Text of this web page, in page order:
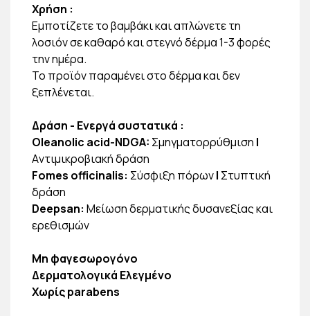
Χρήση :
Εμποτίζετε το βαμβάκι και απλώνετε τη
λοσιόν σε καθαρό και στεγνό δέρμα 1-3 φορές
την ημέρα.
Το προϊόν παραμένει στο δέρμα και δεν
ξεπλένεται.
Δράση - Ενεργά συστατικά :
Oleanolic acid-NDGA: Σμηγματορρύθμιση |
Aντιμικροβιακή δράση
Fomes officinalis: Σύσφιξη πόρων| Στυπτική
δράση
Deepsan: Μείωση δερματικής δυσανεξίας και
ερεθισμών
Μη φαγεσωρογόνο
Δερματολογικά Ελεγμένο
Χωρίς parabens